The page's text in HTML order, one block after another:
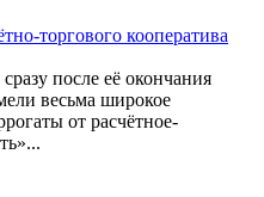
после её окончания
весьма широкое
от расчётное-